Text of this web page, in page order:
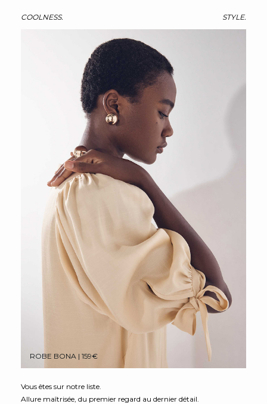
COOLNESS. STYLE.
ROBE BONA | 159€
Vous êtes sur notre liste.
Allure maîtrisée, du premier regard au dernier détail.